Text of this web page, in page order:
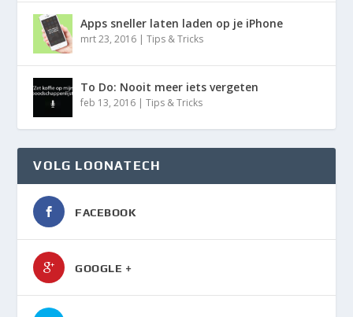
Apps sneller laten laden op je iPhone
mrt 23, 2016 |Tips & Tricks
To Do: Nooit meer iets vergeten
feb 13, 2016 |Tips & Tricks
VOLG LOONATECH
FACEBOOK
GOOGLE +